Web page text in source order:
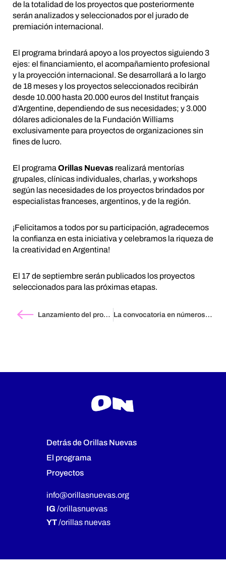
de la totalidad de los proyectos que posteriormente
serán analizados y seleccionados por el jurado de
premiación internacional.
El programa brindará apoyo a los proyectos siguiendo 3
ejes: el financiamiento, el acompañamiento profesional
y la proyección internacional. Se desarrollará a lo largo
de 18 meses y los proyectos seleccionados recibirán
desde 10.000 hasta 20.000 euros del Institut français
d’Argentine, dependiendo de sus necesidades; y 3.000
dólares adicionales de la Fundación Williams
exclusivamente para proyectos de organizaciones sin
fines de lucro.
El programa Orillas Nuevas realizará mentorías
grupales, clínicas individuales, charlas, y workshops
según las necesidades de los proyectos brindados por
especialistas franceses, argentinos, y de la región.
¡Felicitamos a todos por su participación, agradecemos
la confianza en esta iniciativa y celebramos la riqueza de
la creatividad en Argentina!
El 17 de septiembre serán publicados los proyectos
seleccionados para las próximas etapas.
Lanzamiento del programa Orillas Nuevas La convocatoria en números
Detrás de Orillas Nuevas
El programa
Proyectos
info@orillasnuevas.org
IG /orillasnuevas
YT/orillas nuevas